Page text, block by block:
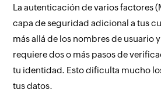
La autenticación de varios factores
capa de seguridad adicional a tus
más allá de los nombres de usuario
requiere dos o más pasos de
tu identidad. Esto dificulta mucho
tus datos.